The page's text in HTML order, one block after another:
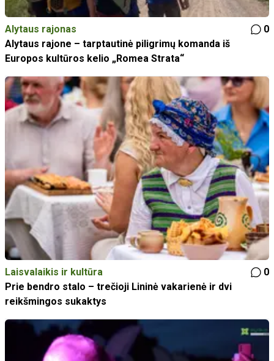
Alytaus rajonas
0
Alytaus rajone – tarptautinė piligrimų komanda iš
Europos kultūros kelio „Romea Strata“
Laisvalaikis ir kultūra
0
Prie bendro stalo – trečioji Lininė vakarienė ir dvi
reikšmingos sukaktys